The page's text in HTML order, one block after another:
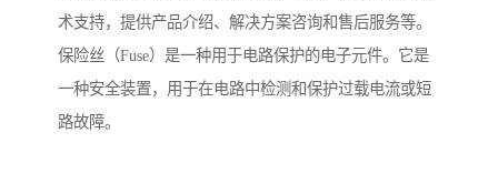
术支持，提供产品介绍、解决方案咨询和售后服务等。
保险丝（Fuse）是一种用于电路保护的电子元件。它是
一种安全装置，用于在电路中检测和保护过载电流或短
路故障。